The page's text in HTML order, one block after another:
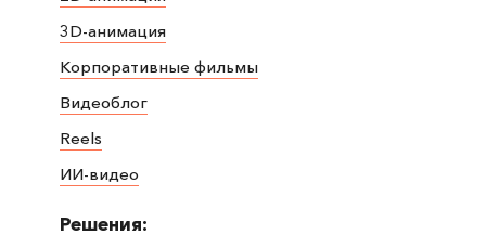
3D-анимация
Корпоративные фильмы
Видеоблог
Reels
ИИ-видео
Решения: